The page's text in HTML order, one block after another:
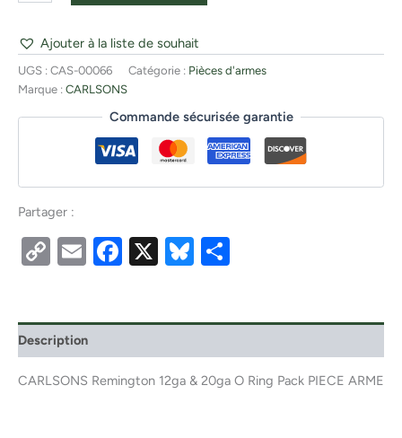
Ajouter à la liste de souhait
UGS : CAS-00066 Catégorie : Pièces d'armes
Marque : CARLSONS
Commande sécurisée garantie
Partager :
CopyEmailFacebook
X Bluesky
Description
CARLSONS Remington 12ga & 20ga O Ring Pack PIECE ARME